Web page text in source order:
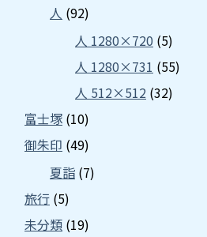
人 (92)
人 1280×720 (5)
人 1280×731 (55)
人 512×512 (32)
富士塚 (10)
御朱印 (49)
夏詣 (7)
旅行 (5)
未分類 (19)